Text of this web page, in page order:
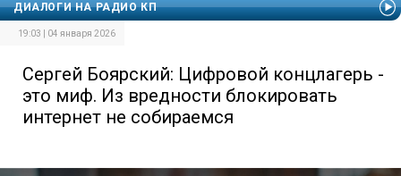
ДИАЛОГИ НА РАДИО КП
19:03 | 04 января 2026
Сергей Боярский: Цифровой концлагерь -
это миф. Из вредности блокировать
интернет не собираемся